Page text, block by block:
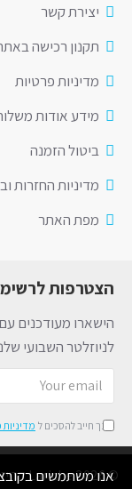
יצירת קשר
תקנון רכישה
מדיניות פרטיות
מידע אודות
ביטול הזמנה
מדיניות החזרות
מפת האתר
הצטרפות
הישארו מעודכנים
לניוזלטר השבועי
הינך חייב להסכים ל מדיניות
© 2026 Lariche קרייזי קולור
אנו משתמשים